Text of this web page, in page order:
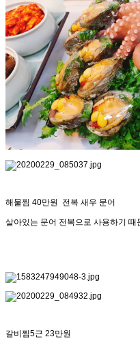
해물찜 40만원 전복 새우 문어
살아있는 문어 전복으로 사용하기
갈비찜5근 23만원